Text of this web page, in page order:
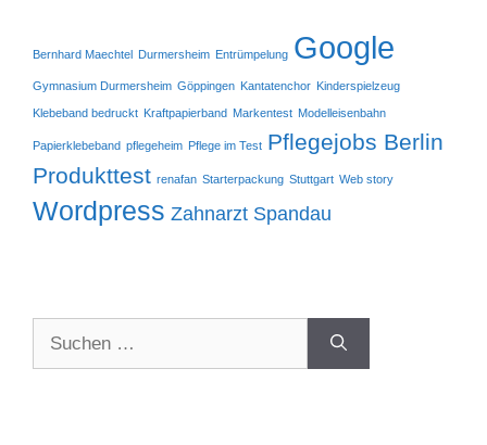
Bernhard Maechtel Durmersheim Entrümpelung Google
Gymnasium Durmersheim Göppingen Kantatenchor Kinderspielzeug
Klebeband bedruckt Kraftpapierband Markentest Modelleisenbahn
Papierklebeband pflegeheim Pflege im Test Pflegejobs Berlin
Produkttest renafan Starterpackung Stuttgart Web story
Wordpress Zahnarzt Spandau